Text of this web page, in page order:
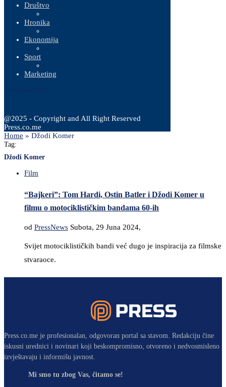
Društvo
Hronika
Ekonomija
Sport
Marketing
@2025 - Copyright and All Right Reserved
Press.co.me
Home » Džodi Komer
Tag:
Džodi Komer
Film
“Bajkeri”: Tom Hardi, Ostin Batler i Džodi Komer u
filmu o motociklističkim bandama 60-ih
od PressNews Subota, 29 Juna 2024,
Svijet motociklističkih bandi već dugo je inspiracija za filmske
stvaraoce.
Press.co.me je profesionalan, odgovoran portal sa stavom. Redakciju čine
iskusni urednici i novinari koji beskompromisno, otvoreno i nedvosmisleno
izvještavaju i informišu javnost.
Mi smo tu zbog Vas, čitamo se!